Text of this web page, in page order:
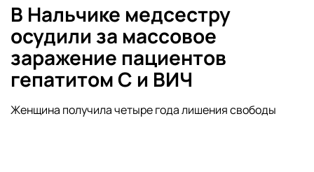
В Нальчике медсестру
осудили за массовое
заражение пациентов
гепатитом С и ВИЧ
Женщина получила четыре года лишения свободы